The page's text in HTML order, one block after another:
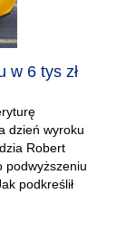
w 6 tys zł
dzień wyroku
Robert
podwyższeniu
podkreślił